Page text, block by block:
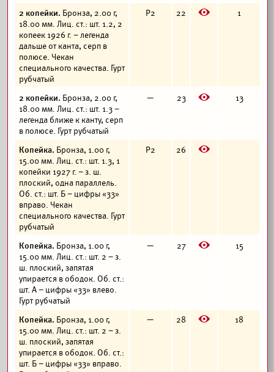
2 копейки. Бронза, 2.00 г,
18.00 мм. Лиц. ст.: шт. 1.2, 2
копеек 1926 г. – легенда
дальше от канта, серп в
полюсе. Чекан
специального качества. Гурт
рубчатый
Р2 22 E 1
2 копейки. Бронза, 2.00 г,
18.00 мм. Лиц. ст.: шт. 1.3 –
легенда ближе к канту, серп
в полюсе. Гурт рубчатый
— 23 E 13
Копейка. Бронза, 1.00 г,
15.00 мм. Лиц. ст.: шт. 1.3, 1
копейки 1927 г. – з. ш.
плоский, одна параллель.
Об. ст.: шт. Б – цифры «33»
вправо. Чекан
специального качества. Гурт
рубчатый
Р2 26 E
Копейка. Бронза, 1.00 г,
15.00 мм. Лиц. ст.: шт. 2 – з.
ш. плоский, запятая
упирается в ободок. Об. ст.:
шт. А – цифры «33» влево.
Гурт рубчатый
— 27 E 15
Копейка. Бронза, 1.00 г,
15.00 мм. Лиц. ст.: шт. 2 – з.
ш. плоский, запятая
упирается в ободок. Об. ст.:
шт. Б – цифры «33» вправо.
— 28 E 18